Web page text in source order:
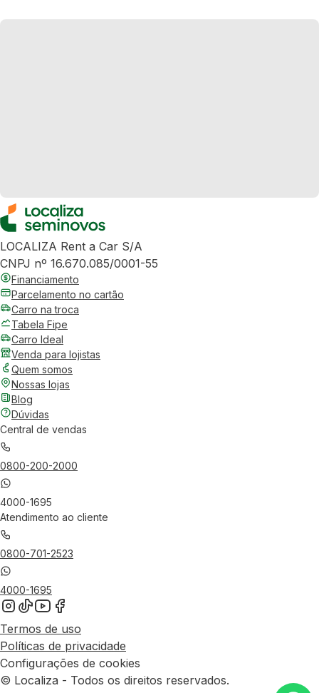
LOCALIZA Rent a Car S/A
CNPJ nº 16.670.085/0001-55
Financiamento
Parcelamento no cartão
Carro na troca
Tabela Fipe
Carro Ideal
Venda para lojistas
Quem somos
Nossas lojas
Blog
Dúvidas
Central de vendas
0800-200-2000
4000-1695
Atendimento ao cliente
0800-701-2523
4000-1695
Termos de uso
Políticas de privacidade
Configurações de cookies
© Localiza - Todos os direitos reservados.